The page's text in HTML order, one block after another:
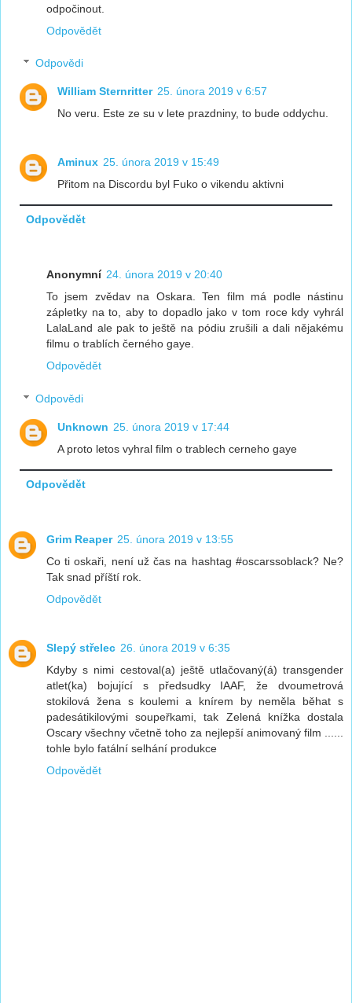
odpočinout.
Odpovědět
Odpovědi
William Sternritter 25. února 2019 v 6:57
No veru. Este ze su v lete prazdniny, to bude oddychu.
Aminux 25. února 2019 v 15:49
Přitom na Discordu byl Fuko o vikendu aktivni
Odpovědět
Anonymní 24. února 2019 v 20:40
To jsem zvědav na Oskara. Ten film má podle nástinu
zápletky na to, aby to dopadlo jako v tom roce kdy vyhrál
LalaLand ale pak to ještě na pódiu zrušili a dali nějakému
filmu o trablích černého gaye.
Odpovědět
Odpovědi
Unknown 25. února 2019 v 17:44
A proto letos vyhral film o trablech cerneho gaye
Odpovědět
Grim Reaper 25. února 2019 v 13:55
Co ti oskaři, není už čas na hashtag #oscarssoblack? Ne?
Tak snad příští rok.
Odpovědět
Slepý střelec 26. února 2019 v 6:35
Kdyby s nimi cestoval(a) ještě utlačovaný(á) transgender
atlet(ka) bojující s předsudky IAAF, že dvoumetrová
stokilová žena s koulemi a knírem by neměla běhat s
padesátikilovými soupeřkami, tak Zelená knížka dostala
Oscary všechny včetně toho za nejlepší animovaný film ......
tohle bylo fatální selhání produkce
Odpovědět